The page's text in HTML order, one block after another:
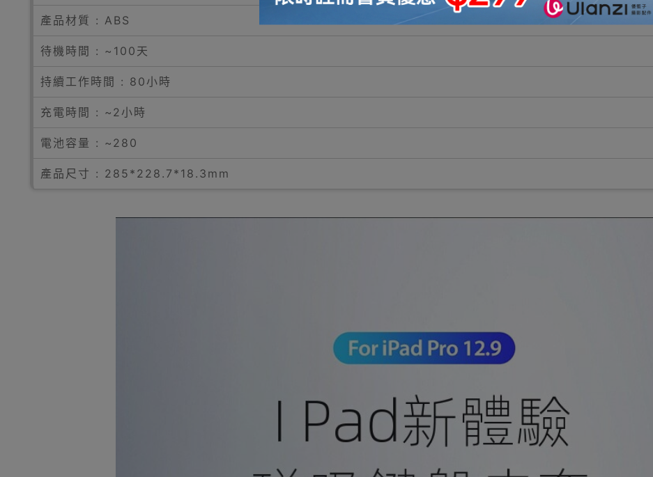
產品材質 : ABS
待機時間 : ~100天
持續工作時間 : 80小時
充電時間 : ~2小時
電池容量 : ~280
產品尺寸 : 285*228.7*18.3mm